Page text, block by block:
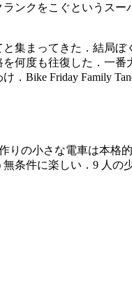
ンクをこぐというス
集まってきた．結局
何度も往復した．一
Bike Friday Family
りの小さな電車は本格
条件に楽しい．9 人